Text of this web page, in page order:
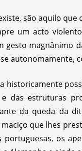
são aquilo
um acto
gesto magnânimo
autonomamente,
historicamente
das estruturas
da queda da
que lhes
os